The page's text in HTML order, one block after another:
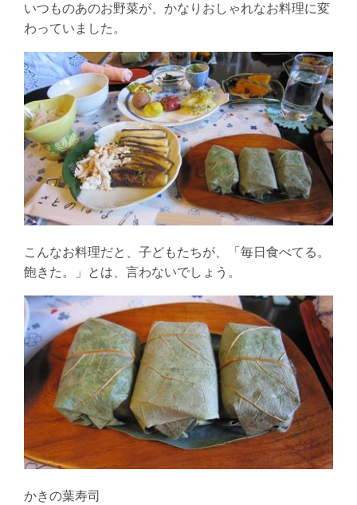
いつものあのお野菜が、かなりおしゃれなお料理に変
わっていました。
こんなお料理だと、子どもたちが、「毎日食べてる。
飽きた。」とは、言わないでしょう。
かきの葉寿司